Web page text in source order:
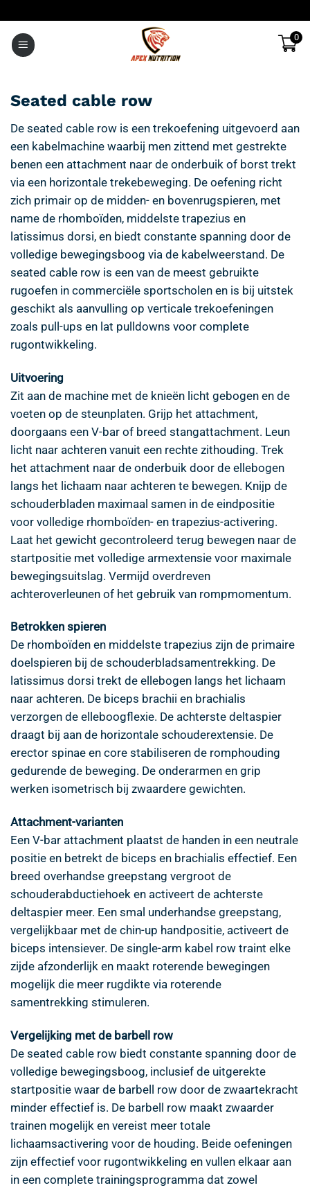
inhoud
0
Seated cable row
De seated cable row is een trekoefening uitgevoerd aan
een kabelmachine waarbij men zittend met gestrekte
benen een attachment naar de onderbuik of borst trekt
via een horizontale trekebeweging. De oefening richt
zich primair op de midden- en bovenrugspieren, met
name de rhomboïden, middelste trapezius en
latissimus dorsi, en biedt constante spanning door de
volledige bewegingsboog via de kabelweerstand. De
seated cable row is een van de meest gebruikte
rugoefen in commerciële sportscholen en is bij uitstek
geschikt als aanvulling op verticale trekoefeningen
zoals pull-ups en lat pulldowns voor complete
rugontwikkeling.
Uitvoering
Zit aan de machine met de knieën licht gebogen en de
voeten op de steunplaten. Grijp het attachment,
doorgaans een V-bar of breed stangattachment. Leun
licht naar achteren vanuit een rechte zithouding. Trek
het attachment naar de onderbuik door de ellebogen
langs het lichaam naar achteren te bewegen. Knijp de
schouderbladen maximaal samen in de eindpositie
voor volledige rhomboïden- en trapezius-activering.
Laat het gewicht gecontroleerd terug bewegen naar de
startpositie met volledige armextensie voor maximale
bewegingsuitslag. Vermijd overdreven
achteroverleunen of het gebruik van rompmomentum.
Betrokken spieren
De rhomboïden en middelste trapezius zijn de primaire
doelspieren bij de schouderbladsamentrekking. De
latissimus dorsi trekt de ellebogen langs het lichaam
naar achteren. De biceps brachii en brachialis
verzorgen de elleboogflexie. De achterste deltaspier
draagt bij aan de horizontale schouderextensie. De
erector spinae en core stabiliseren de romphouding
gedurende de beweging. De onderarmen en grip
werken isometrisch bij zwaardere gewichten.
Attachment-varianten
Een V-bar attachment plaatst de handen in een neutrale
positie en betrekt de biceps en brachialis effectief. Een
breed overhandse greepstang vergroot de
schouderabductiehoek en activeert de achterste
deltaspier meer. Een smal underhandse greepstang,
vergelijkbaar met de chin-up handpositie, activeert de
biceps intensiever. De single-arm kabel row traint elke
zijde afzonderlijk en maakt roterende bewegingen
mogelijk die meer rugdikte via roterende
samentrekking stimuleren.
Vergelijking met de barbell row
De seated cable row biedt constante spanning door de
volledige bewegingsboog, inclusief de uitgerekte
startpositie waar de barbell row door de zwaartekracht
minder effectief is. De barbell row maakt zwaarder
trainen mogelijk en vereist meer totale
lichaamsactivering voor de houding. Beide oefeningen
zijn effectief voor rugontwikkeling en vullen elkaar aan
in een complete trainingsprogramma dat zowel